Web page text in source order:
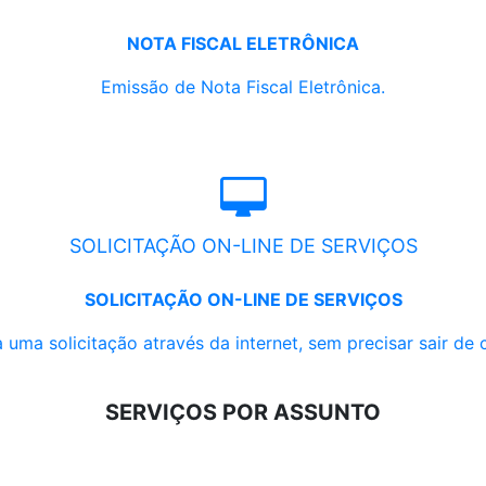
NOTA FISCAL ELETRÔNICA
Emissão de Nota Fiscal Eletrônica.
SOLICITAÇÃO ON-LINE DE SERVIÇOS
SOLICITAÇÃO ON-LINE DE SERVIÇOS
uma solicitação através da internet, sem precisar sair de
SERVIÇOS POR ASSUNTO